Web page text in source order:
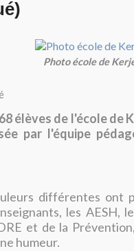
Photo école de
élèves de l'école de
par l'équipe
différentes ont
les AESH,
et de la
humeur.